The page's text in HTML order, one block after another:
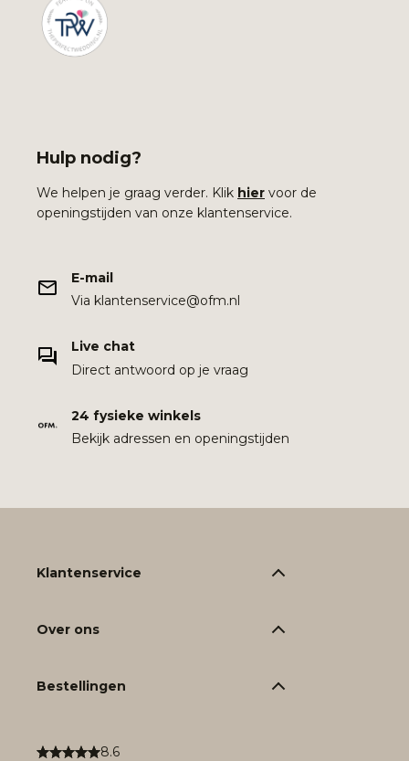
Hulp nodig?
We helpen je graag verder. Klik hier voor de
openingstijden van onze klantenservice.
E-mail
Via klantenservice@ofm.nl
Live chat
Direct antwoord op je vraag
24 fysieke winkels
Bekijk adressen en openingstijden
8.6
Klantenservice
Over ons
Bestellingen